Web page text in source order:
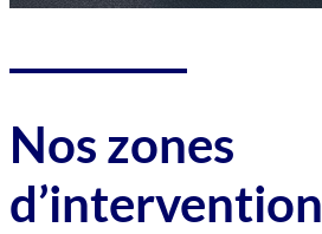
Nos zones
d’intervention